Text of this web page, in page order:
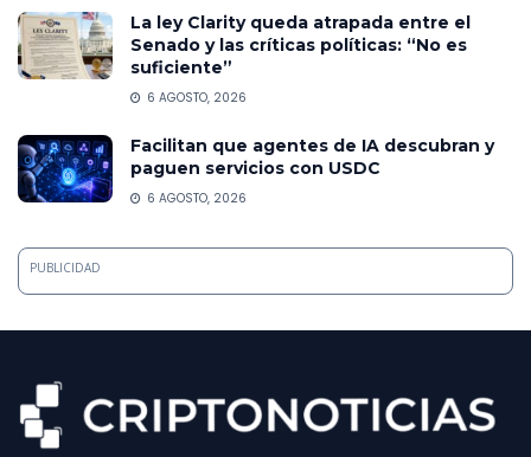
La ley Clarity queda atrapada entre el
Senado y las críticas políticas: “No es
suficiente”
6 AGOSTO, 2026
Facilitan que agentes de IA descubran y
paguen servicios con USDC
6 AGOSTO, 2026
PUBLICIDAD